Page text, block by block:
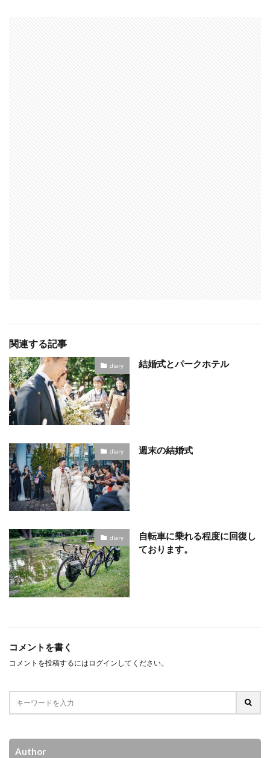
関連する記事
diary 結婚式とパークホテル
diary 週末の結婚式
diary
自転車に乗れる程度に回復し
ております。
コメントを書く
コメントを投稿するには ログイン してください。
Author